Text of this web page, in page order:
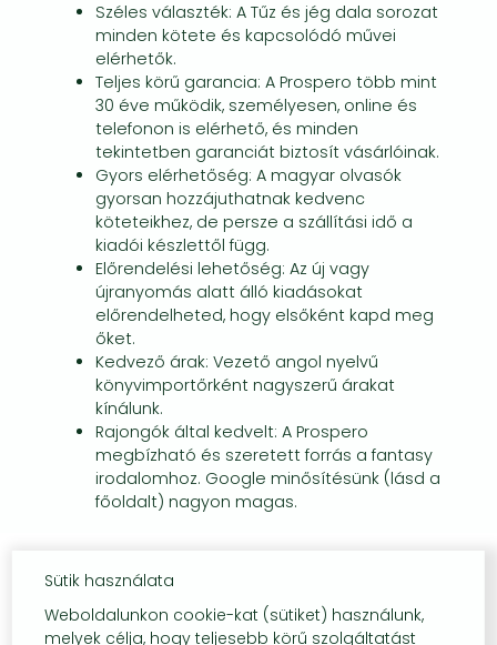
Széles választék: A Tűz és jég dala sorozat
minden kötete és kapcsolódó művei
elérhetők.
Teljes körű garancia: A Prospero több mint
30 éve működik, személyesen, online és
telefonon is elérhető, és minden
tekintetben garanciát biztosít vásárlóinak.
Gyors elérhetőség: A magyar olvasók
gyorsan hozzájuthatnak kedvenc
köteteikhez, de persze a szállítási idő a
kiadói készlettől függ.
Előrendelési lehetőség: Az új vagy
újranyomás alatt álló kiadásokat
előrendelheted, hogy elsőként kapd meg
őket.
Kedvező árak: Vezető angol nyelvű
könyvimportőrként nagyszerű árakat
kínálunk.
Rajongók által kedvelt: A Prospero
megbízható és szeretett forrás a fantasy
irodalomhoz. Google minősítésünk (lásd a
főoldalt) nagyon magas.
Sütik használata
Weboldalunkon cookie-kat (sütiket) használunk,
melyek célja, hogy teljesebb körű szolgáltatást